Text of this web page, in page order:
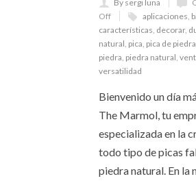
By sergi luna
Off
aplicaciones
características decorar,
natural pica pica de
piedra piedra natural
versatilidad
Bienvenido un día
The Marmol, tu
especializada en la
todo tipo de picas
piedra natural. En la